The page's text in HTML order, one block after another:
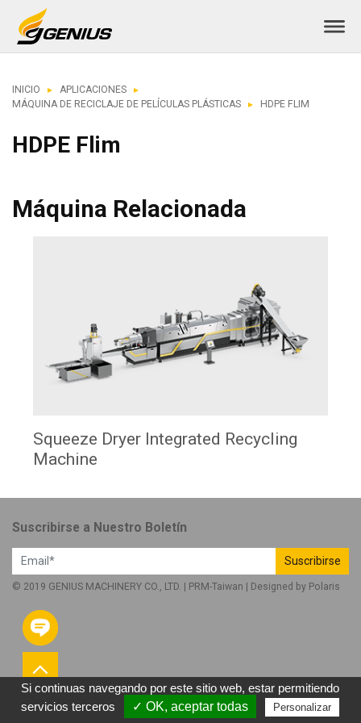
INICIO
APLICACIONES
MÁQUINA DE RECICLAJE DE PELÍCULAS PLÁSTICAS
HDPE FLIM
HDPE Flim
Máquina Relacionada
Squeeze Dryer Integrated Recycling
Machine
Suscribirse a Nuestro Boletín
Suscribirse
© 2019 GENIUS MACHINERY CO., LTD. | PRM-Taiwan | Designed by Polaris
Si continuas navegando por este sitio web, estar permitiendo
servicios terceros
✓ OK, aceptar todas Personalizar